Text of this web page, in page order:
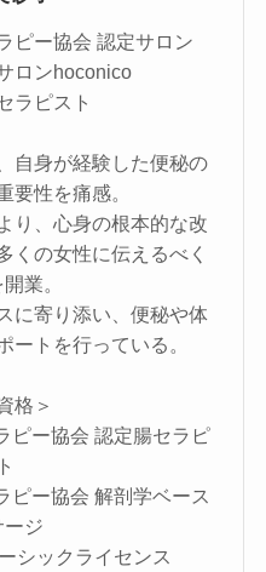
ピー協会 認定サロン
ロンhoconico
ラピスト
自身が経験した便秘の
要性を痛感。​
り、心身の根本的な改
くの女性に伝えるべく
業。​
に寄り添い、便秘や体
ートを行っている。
格＞
ピー協会 認定腸セラピ
ピー協会 解剖学ベース
ージ
シックライセンス